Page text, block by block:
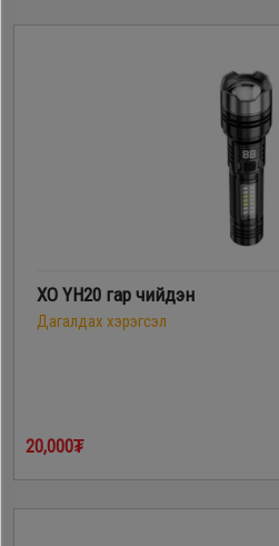
XO YH20 гар чийдэн
Дагалдах хэрэгсэл
20,000₮